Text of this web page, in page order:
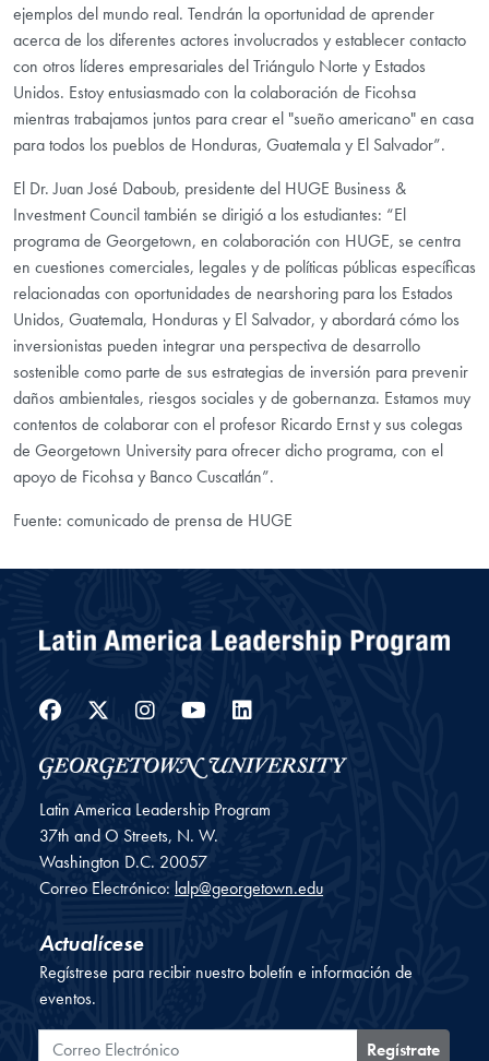
ejemplos del mundo real. Tendrán la oportunidad de aprender
acerca de los diferentes actores involucrados y establecer contacto
con otros líderes empresariales del Triángulo Norte y Estados
Unidos. Estoy entusiasmado con la colaboración de Ficohsa
mientras trabajamos juntos para crear el "sueño americano" en casa
para todos los pueblos de Honduras, Guatemala y El Salvador”.
El Dr. Juan José Daboub, presidente del HUGE Business &
Investment Council también se dirigió a los estudiantes: “El
programa de Georgetown, en colaboración con HUGE, se centra
en cuestiones comerciales, legales y de políticas públicas específicas
relacionadas con oportunidades de nearshoring para los Estados
Unidos, Guatemala, Honduras y El Salvador, y abordará cómo los
inversionistas pueden integrar una perspectiva de desarrollo
sostenible como parte de sus estrategias de inversión para prevenir
daños ambientales, riesgos sociales y de gobernanza. Estamos muy
contentos de colaborar con el profesor Ricardo Ernst y sus colegas
de Georgetown University para ofrecer dicho programa, con el
apoyo de Ficohsa y Banco Cuscatlán”.
Fuente: comunicado de prensa de HUGE
Facebook
Twitter
Instagram
YouTube
Latin America Leadership Program
37th and O Streets, N. W.
Washington D.C. 20057
Correo Electrónico: lalp@georgetown.edu
Actualícese
Regístrese para recibir nuestro boletín e información de
eventos.
Correo Electrónico
Regístrate